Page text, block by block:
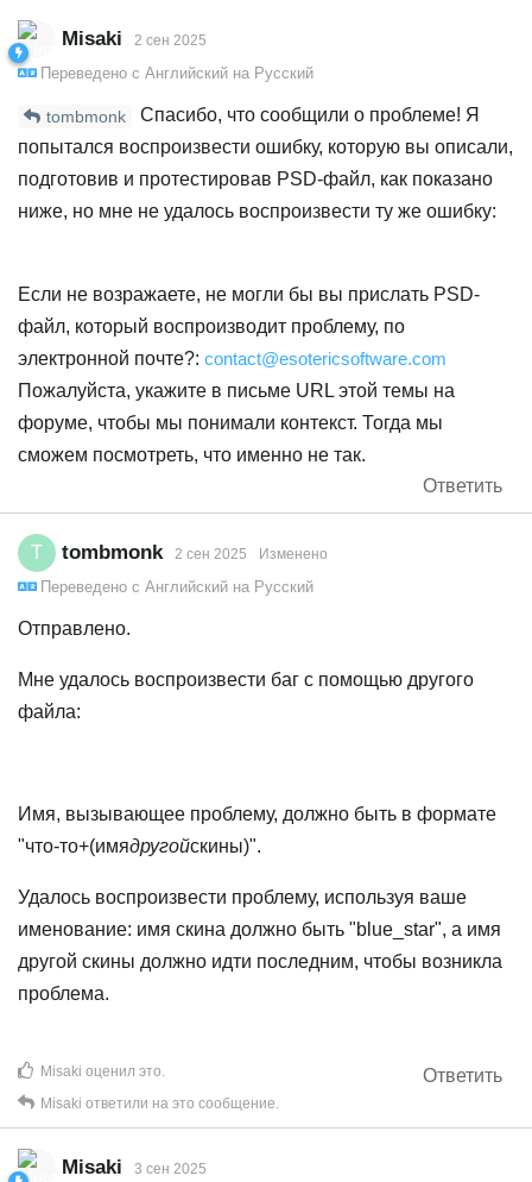
---
Multiple source meshes ending with "goblin/
[skin]boss/"[mesh:goblin/hand_r]hand_r"
Source mesh candidates:
[skin]goblin/"[mesh:goblin/hanr_r]hand_r"
Prepend the skin and folder names to be more
Layer "[skin]hobgoblin/"[mesh:hobgoblin/
[skin]goblin/"[mesh:goblin/hand_r]hand_r"
---
Source mesh "hobgoblin/hand_r" not found in slot
[skin]hobgoblin/"[mesh:hobgoblin/hand_r]hand_r"
---
Source mesh "blue/hand_r" not found in slot
[skin]blue/"[mesh:blue/hand_r]hand_r"
[skin]boss/"[mesh:goblin/hand_r]hand_r"
Source mesh candidates:
[skin]goblin/"[mesh:goblin/hand_r]hand_r"
[skin]hobgoblin/"[mesh:hobgoblin/hand_r]hand_r"
Prepend the skin and folder names to be more
[skin]goblin/"[mesh:goblin/hand_r]hand_r"
---
Misaki 2 сен 2025
Переведено с Английский на Русский
tombmonk
Спасибо, что сообщили о проблеме! Я
попытался воспроизвести ошибку, которую вы описали,
подготовив и протестировав PSD-файл, как показано
ниже, но мне не удалось воспроизвести ту же ошибку:
Если не возражаете, не могли бы вы прислать PSD-
файл, который воспроизводит проблему, по
электронной почте?: contact@esotericsoftware.com
Пожалуйста, укажите в письме URL этой темы на
форуме, чтобы мы понимали контекст. Тогда мы
сможем посмотреть, что именно не так.
Ответить
tombmonk 2 сен 2025 Изменено
Переведено с Английский на Русский
Отправлено.
Мне удалось воспроизвести баг с помощью другого
файла:
Имя, вызывающее проблему, должно быть в формате
"что-то+(имядругойскины)".
Удалось воспроизвести проблему, используя ваше
именование: имя скина должно быть "blue_star", а имя
другой скины должно идти последним, чтобы возникла
проблема.
Ответить
Misaki оценил это.
Misaki ответили на это сообщение.
Misaki 3 сен 2025